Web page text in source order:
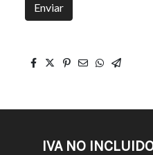
Enviar
IVA NO